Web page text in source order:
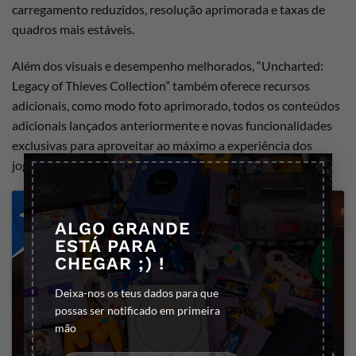
ALGO GRANDE
ESTÁ PARA
CHEGAR ;) !
Deixa-nos os teus dados para que
possas ser notificado em primeira
mão
×
carregamento reduzidos, resolução aprimorada e taxas de
quadros mais estáveis.
Além dos visuais e desempenho melhorados, “Uncharted:
Legacy of Thieves Collection” também oferece recursos
adicionais, como modo foto aprimorado, todos os conteúdos
adicionais lançados anteriormente e novas funcionalidades
exclusivas para aproveitar ao máximo a experiência dos
jogos.
Clique para aceitar os cookies marketing
e ativar este conteúdo